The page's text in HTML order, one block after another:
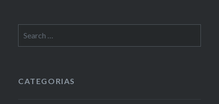
for:
CATEGORIAS